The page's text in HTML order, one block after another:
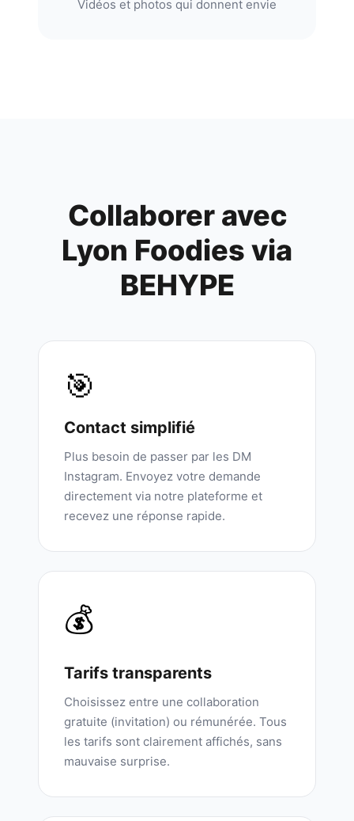
Vidéos et photos qui donnent envie
Collaborer avec
Lyon Foodies via
BEHYPE
🎯
Contact simplifié
Plus besoin de passer par les DM
Instagram. Envoyez votre demande
directement via notre plateforme et
recevez une réponse rapide.
💰
Tarifs transparents
Choisissez entre une collaboration
gratuite (invitation) ou rémunérée. Tous
les tarifs sont clairement affichés, sans
mauvaise surprise.